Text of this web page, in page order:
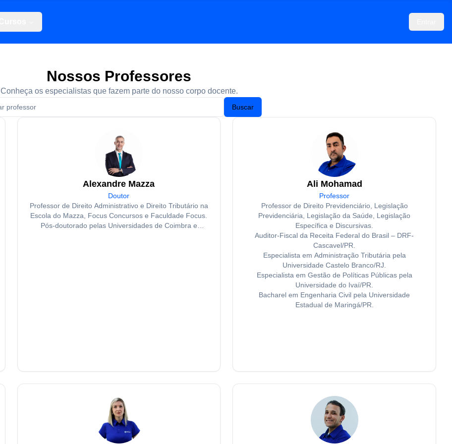
Nossos Professores
Conheça os especialistas que fazem parte do nosso corpo docente.
Buscar
Alexandre Mazza
Doutor
Professor de Direito Administrativo e Direito Tributário na
Escola do Mazza, Focus Concursos e Faculdade Focus.
Pós-doutorado pelas Universidades de Coimbra e
Ali Mohamad
Professor
Professor de Direito Previdenciário, Legislação
Previdenciária, Legislação da Saúde, Legislação
Específica e Discursivas.
Auditor-Fiscal da Receita Federal do Brasil – DRF-
Cascavel/PR.
Especialista em Administração Tributária pela
Universidade Castelo Branco/RJ.
Especialista em Gestão de Políticas Públicas pela
Universidade do Ivaí/PR.
Bacharel em Engenharia Civil pela Universidade
Estadual de Maringá/PR.